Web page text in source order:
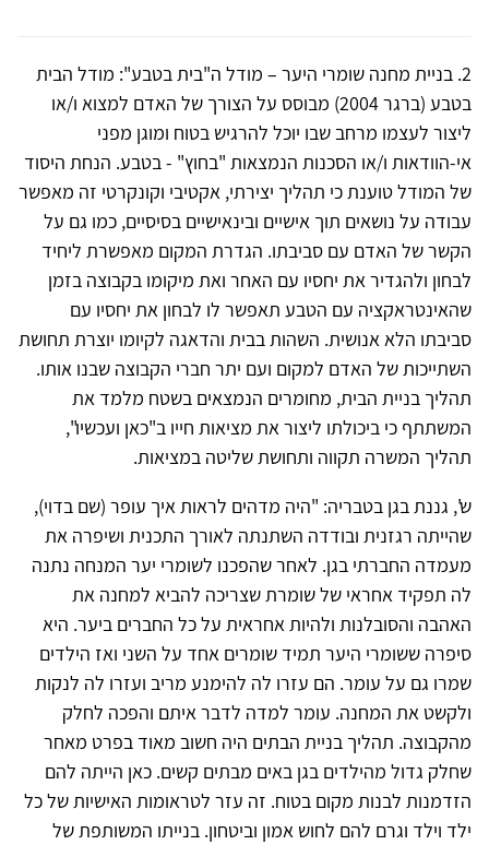
2. בניית מחנה שומרי היער – מודל ה"בית בטבע": מודל הבית
בטבע (ברגר 2004) מבוסס על הצורך של האדם למצוא ו/או
ליצור לעצמו מרחב שבו יוכל להרגיש בטוח ומוגן מפני
אי-הוודאות ו/או הסכנות הנמצאות "בחוץ" - בטבע. הנחת היסוד
של המודל טוענת כי תהליך יצירתי, אקטיבי וקונקרטי זה מאפשר
עבודה על נושאים תוך אישיים ובינאישיים בסיסיים, כמו גם על
הקשר של האדם עם סביבתו. הגדרת המקום מאפשרת ליחיד
לבחון ולהגדיר את יחסיו עם האחר ואת מיקומו בקבוצה בזמן
שהאינטראקציה עם הטבע תאפשר לו לבחון את יחסיו עם
סביבתו הלא אנושית. השהות בבית והדאגה לקיומו יוצרת תחושת
השתייכות של האדם למקום ועם יתר חברי הקבוצה שבנו אותו.
תהליך בניית הבית, מחומרים הנמצאים בשטח מלמד את
המשתתף כי ביכולתו ליצור את מציאות חייו ב"כאן ועכשיו",
תהליך המשרה תקווה ותחושת שליטה במציאות.
ש', גננת בגן בטבריה: "היה מדהים לראות איך עופר (שם בדוי),
שהייתה רגזנית ובודדה השתנתה לאורך התכנית ושיפרה את
מעמדה החברתי בגן. לאחר שהפכנו לשומרי יער המנחה נתנה
לה תפקיד אחראי של שומרת שצריכה להביא למחנה את
האהבה והסובלנות ולהיות אחראית על כל החברים ביער. היא
סיפרה ששומרי היער תמיד שומרים אחד על השני ואז הילדים
שמרו גם על עומר. הם עזרו לה להימנע מריב ועזרו לה לנקות
ולקשט את המחנה. עומר למדה לדבר איתם והפכה לחלק
מהקבוצה. תהליך בניית הבתים היה חשוב מאוד בפרט מאחר
שחלק גדול מהילדים בגן באים מבתים קשים. כאן הייתה להם
הזדמנות לבנות מקום בטוח. זה עזר לטראומות האישיות של כל
ילד וילד וגרם להם לחוש אמון וביטחון. בנייתו המשותפת של